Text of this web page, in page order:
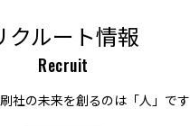
クルート情報
Recruit
社の未来を創るのは「人」です